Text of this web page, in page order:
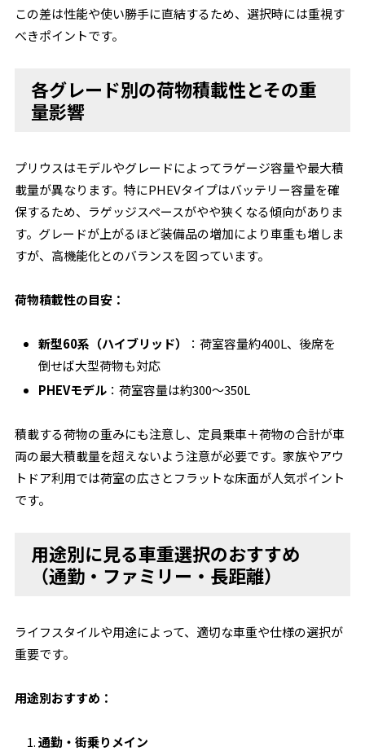
この差は性能や使い勝手に直結するため、選択時には重視す
べきポイントです。
各グレード別の荷物積載性とその重
量影響
プリウスはモデルやグレードによってラゲージ容量や最大積
載量が異なります。特にPHEVタイプはバッテリー容量を確
保するため、ラゲッジスペースがやや狭くなる傾向がありま
す。グレードが上がるほど装備品の増加により車重も増しま
すが、高機能化とのバランスを図っています。
荷物積載性の目安：
新型60系（ハイブリッド）
：荷室容量約400L、後席を
倒せば大型荷物も対応
PHEVモデル ：荷室容量は約300〜350L
積載する荷物の重みにも注意し、定員乗車＋荷物の合計が車
両の最大積載量を超えないよう注意が必要です。家族やアウ
トドア利用では荷室の広さとフラットな床面が人気ポイント
です。
用途別に見る車重選択のおすすめ
（通勤・ファミリー・長距離）
ライフスタイルや用途によって、適切な車重や仕様の選択が
重要です。
用途別おすすめ：
通勤・街乗りメイン